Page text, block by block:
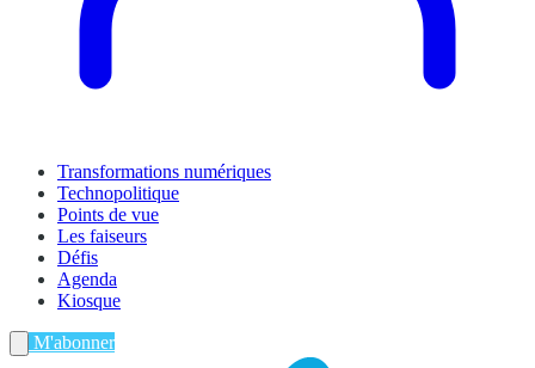
Transformations numériques
Technopolitique
Points de vue
Les faiseurs
Défis
Agenda
Kiosque
M'abonner